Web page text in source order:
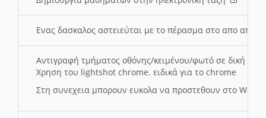
Ενας δασκαλος αστειεύται με το πέρασμα στο απο
Αντιγραφή τμήματος οθόνης/κειμένου/φωτό σε δική
Χρηση του lightshot chrome. ειδικά για το chrome
Στη συνεχεια μπορουν ευκολα να προστεθουν στο Word